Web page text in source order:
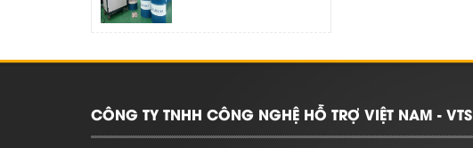
CÔNG TY TNHH CÔNG NGHỆ HỖ TRỢ VIỆT NAM - VTS